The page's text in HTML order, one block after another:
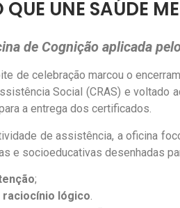
QUE UNE SAÚDE
de Cognição aplicada
de celebração marcou o
Social (CRAS) e voltado
a entrega dos certificados.
de assistência, a oficina
e socioeducativas desenhadas
;
raciocínio lógico.